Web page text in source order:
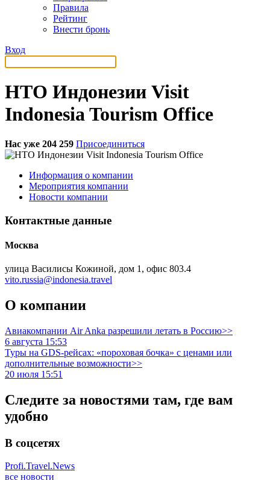
Правила
Рейтинг
Внести бронь
Вход
НТО Индонезии Visit
Indonesia Tourism Office
Нас уже 204 259 Присоединиться
Информация о компании
Мероприятия компании
Новости компании
Контактные данные
Москва
улица Василисы Кожиной, дом 1, офис 803.4
vito.russia@indonesia.travel
О компании
Авиакомпании Air Anka разрешили летать в Россию>>
6 августа 15:53
Туры на GDS-рейсах: «пороховая бочка» с ценами или
дополнительные возможности>>
20 июля 15:51
Следите за новостями там, где вам
удобно
В соцсетях
Profi.Travel.News
все новости